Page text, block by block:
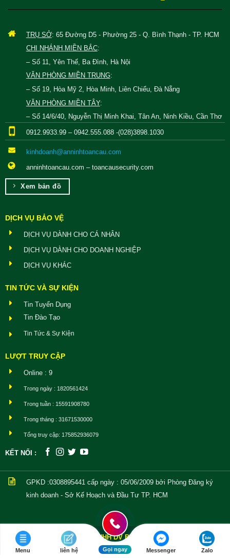
TRỤ SỞ: 65 Đường D5 - Phường 25 - Q. Bình Thạnh - TP. HCM
CHI NHÁNH MIỀN BẮC:
– Số 11, Yên Thế, Ba Đình, Hà Nội
VĂN PHÒNG MIỀN TRUNG:
– Số 19, Hòa Mỹ 2, Hòa Minh, Liên Chiểu, Đà Nẵng
VĂN PHÒNG MIỀN TÂY:
– Số 14/6/40, Nguyễn Thị Minh Khai, Tân An, Ninh Kiều, Cần Thơ
0912.9933.99 – 0942.555.088 -(028)3898.1030
kinhdoanh@anninhtoancau.com
anninhtoancau.com – toancausecurity.com
Xem bản đồ
DỊCH VỤ BẢO VỆ
DỊCH VỤ DÀNH CHO CÁ NHÂN
DỊCH VỤ DÀNH CHO DOANH NGHIỆP
DỊCH VỤ KHÁC
TIN TỨC VÀ SỰ KIỆN
Tin Tuyển Dụng
Tin Đào Tạo
Tin Tức & Sự Kiện
LƯỢT TRUY CẬP
Online : 9
Trong ngày : 1820561424
Trong tuần : 15591908780
Trong tháng : 31671530000
Tổng truy cập: 175852936079
KẾT NỐI :
GPKD :0308895441 cấp ngày : 05/06/2009 bởi Phòng Đăng ký
kinh doanh - Sở Kế Hoạch và Đầu Tư TP. HCM
Copyright © 2021 CÔNG TY TNHH DV BV AN NINH TOAN CẦU| BẢO
VỆ CHẤT LƯỢNG CAO
Menu liên hệ Gọi ngay Messenger Zalo